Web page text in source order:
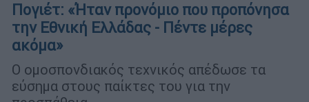
Πογιέτ: «Ήταν προνόμιο που προπόνησα
την Εθνική Ελλάδας - Πέντε μέρες
ακόμα»
Ο ομοσπονδιακός τεχνικός απέδωσε τα
εύσημα στους παίκτες του για την